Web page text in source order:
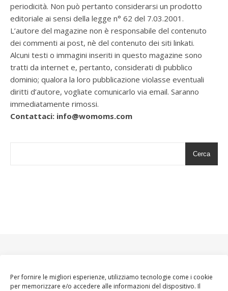
Per fornire le migliori esperienze, utilizziamo tecnologie come i cookie
per memorizzare e/o accedere alle informazioni del dispositivo. Il
periodicità. Non può pertanto considerarsi un prodotto
editoriale ai sensi della legge n° 62 del 7.03.2001.
L’autore del magazine non è responsabile del contenuto
dei commenti ai post, nè del contenuto dei siti linkati.
Alcuni testi o immagini inseriti in questo magazine sono
tratti da internet e, pertanto, considerati di pubblico
dominio; qualora la loro pubblicazione violasse eventuali
diritti d’autore, vogliate comunicarlo via email. Saranno
immediatamente rimossi.
Contattaci: info@womoms.com
Cerca